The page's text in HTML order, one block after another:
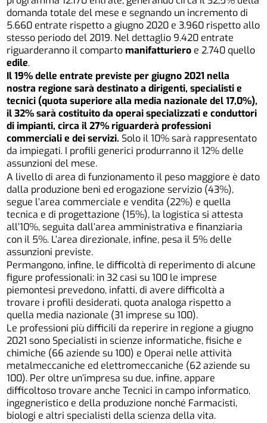
domanda totale del mese e segnando un incremento di
5.660 entrate rispetto a giugno 2020 e 3.960 rispetto allo
stesso periodo del 2019. Nel dettaglio 9.420 entrate
riguarderanno il compartomanifatturiero e 2.740 quello
edile.
Il 19% delle entrate previste per giugno 2021 nella
nostra regione sarà destinato a dirigenti, specialisti e
tecnici (quota superiore alla media nazionale del 17,0%),
il 32% sarà costituito da operai specializzati e conduttori
di impianti, circa il 27% riguarderà professioni
commerciali e dei servizi. Solo il 10% sarà rappresentato
da impiegati. I profili generici produrranno il 12% delle
assunzioni del mese.
A livello di area di funzionamento il peso maggiore è dato
dalla produzione beni ed erogazione servizio (43%),
segue l’area commerciale e vendita (22%) e quella
tecnica e di progettazione (15%), la logistica si attesta
all’10%, seguita dall’area amministrativa e finanziaria
con il 5%. L’area direzionale, infine, pesa il 5% delle
assunzioni previste.
Permangono, infine, le difficoltà di reperimento di alcune
figure professionali: in 32 casi su 100 le imprese
piemontesi prevedono, infatti, di avere difficoltà a
trovare i profili desiderati, quota analoga rispetto a
quella media nazionale (31 imprese su 100).
Le professioni più difficili da reperire in regione a giugno
2021 sono Specialisti in scienze informatiche, fisiche e
chimiche (66 aziende su 100) e Operai nelle attività
metalmeccaniche ed elettromeccaniche (62 aziende su
100). Per oltre un’impresa su due, infine, appare
difficoltoso trovare anche Tecnici in campo informatico,
ingegneristico e della produzione nonché Farmacisti,
biologi e altri specialisti della scienza della vita.